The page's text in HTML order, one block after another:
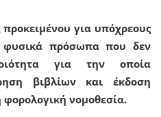
για υπόχρεους
φυσικά πρόσωπα που δεν
για την οποία
βιβλίων και έκδοση
νομοθεσία.